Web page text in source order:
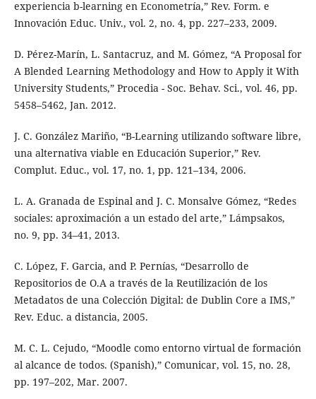
experiencia b-learning en Econometría,” Rev. Form. e
Innovación Educ. Univ., vol. 2, no. 4, pp. 227–233, 2009.
D. Pérez-Marín, L. Santacruz, and M. Gómez, “A Proposal for
A Blended Learning Methodology and How to Apply it With
University Students,” Procedia - Soc. Behav. Sci., vol. 46, pp.
5458–5462, Jan. 2012.
J. C. González Mariño, “B-Learning utilizando software libre,
una alternativa viable en Educación Superior,” Rev.
Complut. Educ., vol. 17, no. 1, pp. 121–134, 2006.
L. A. Granada de Espinal and J. C. Monsalve Gómez, “Redes
sociales: aproximación a un estado del arte,” Lámpsakos,
no. 9, pp. 34–41, 2013.
C. López, F. Garcia, and P. Pernías, “Desarrollo de
Repositorios de O.A a través de la Reutilización de los
Metadatos de una Colección Digital: de Dublin Core a IMS,”
Rev. Educ. a distancia, 2005.
M. C. L. Cejudo, “Moodle como entorno virtual de formación
al alcance de todos. (Spanish),” Comunicar, vol. 15, no. 28,
pp. 197–202, Mar. 2007.